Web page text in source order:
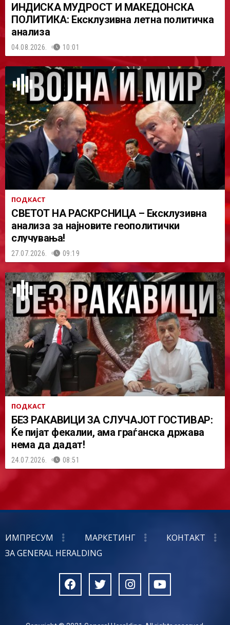
ИНДИСКА МУДРОСТ И МАКЕДОНСКА
ПОЛИТИКА: Ексклузивна летна политичка
анализа
04.08.2026. 10:01
ПОДКАСТ
СВЕТОТ НА РАСКРСНИЦА – Ексклузивна
анализа за најновите геополитички
случувања!
27.07.2026. 09:19
ПОДКАСТ
БЕЗ РАКАВИЦИ ЗА СЛУЧАЈОТ ГОСТИВАР:
Ќе пијат фекалии, ама граѓанска држава
нема да дадат!
24.07.2026. 08:51
ИМПРЕСУМ МАРКЕТИНГ
КОНТАКТ
ЗА GENERAL HERALDING